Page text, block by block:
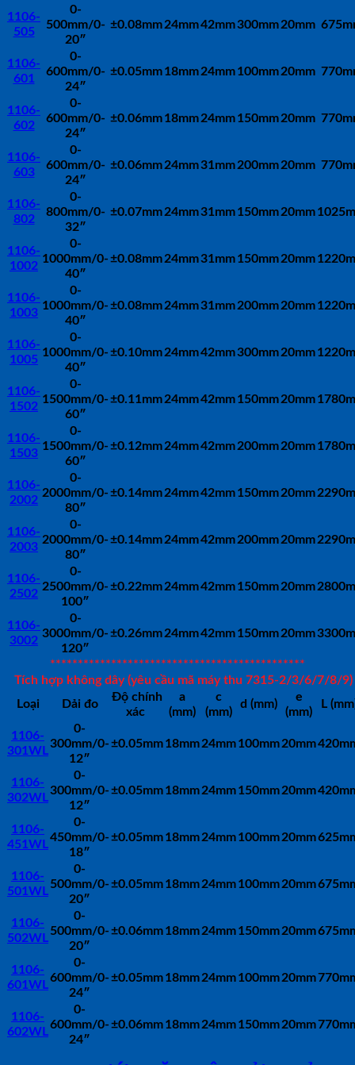
1106-
505
0-
500mm/0-
20″
±0.08mm24mm42mm300mm20mm
1106-
601
0-
600mm/0-
24″
±0.05mm18mm24mm100mm20mm
1106-
602
0-
600mm/0-
24″
±0.06mm18mm24mm150mm20mm
1106-
603
0-
600mm/0-
24″
±0.06mm24mm31mm200mm20mm
1106-
802
0-
800mm/0-
32″
±0.07mm24mm31mm150mm20mm
1106-
1002
0-
1000mm/0-
40″
±0.08mm24mm31mm150mm20mm
1106-
1003
0-
1000mm/0-
40″
±0.08mm24mm31mm200mm20mm
1106-
1005
0-
1000mm/0-
40″
±0.10mm24mm42mm300mm20mm
1106-
1502
0-
1500mm/0-
60″
±0.11mm24mm42mm150mm20mm
1106-
1503
0-
1500mm/0-
60″
±0.12mm24mm42mm200mm20mm
1106-
2002
0-
2000mm/0-
80″
±0.14mm24mm42mm150mm20mm
1106-
2003
0-
2000mm/0-
80″
±0.14mm24mm42mm200mm20mm
1106-
2502
0-
2500mm/0-
100″
±0.22mm24mm42mm150mm20mm
1106-
3002
0-
3000mm/0-
120″
±0.26mm24mm42mm150mm20mm
**********************************************
Tích hợp không dây (yêu cầu mã máy thu 7315-2/3/6/7/8/9)
Loại
Dải đo
Độ chính
xác
a
(mm)
c
(mm)
d (mm)
e
(mm)
L
1106-
301WL
0-
300mm/0-
12″
±0.05mm18mm24mm100mm20mm
1106-
302WL
0-
300mm/0-
12″
±0.05mm18mm24mm150mm20mm
1106-
451WL
0-
450mm/0-
18″
±0.05mm18mm24mm100mm20mm
1106-
501WL
0-
500mm/0-
20″
±0.05mm18mm24mm100mm20mm
1106-
502WL
0-
500mm/0-
20″
±0.06mm18mm24mm150mm20mm
1106-
601WL
0-
600mm/0-
24″
±0.05mm18mm24mm100mm20mm
1106-
602WL
0-
600mm/0-
24″
±0.06mm18mm24mm150mm20mm